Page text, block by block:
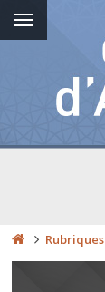
Rubriques